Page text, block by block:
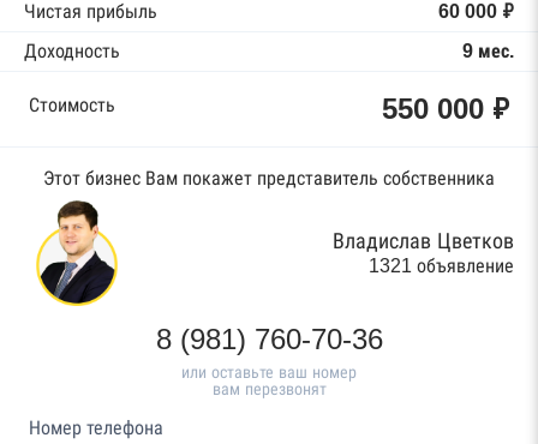
Чистая прибыль
60 000 ₽
Доходность
9 мес.
Стоимость 550 000 ₽
Этот бизнес Вам покажет представитель собственника
Владислав Цветков
1321 объявление
8 (981) 760-70-36
или оставьте ваш номер
вам перезвонят
Номер телефона